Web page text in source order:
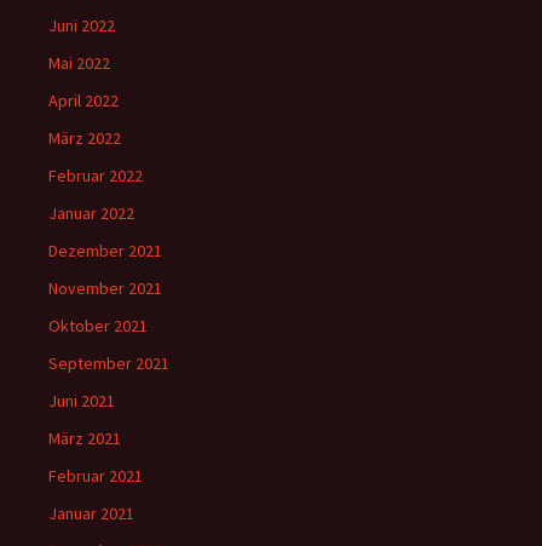
Juni 2022
Mai 2022
April 2022
März 2022
Februar 2022
Januar 2022
Dezember 2021
November 2021
Oktober 2021
September 2021
Juni 2021
März 2021
Februar 2021
Januar 2021